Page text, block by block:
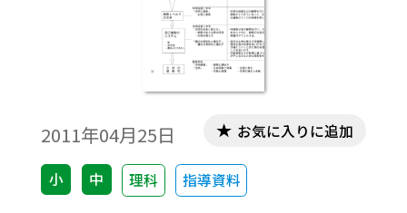
2011年04月25日
小 中 理科 指導資料
お気に入りに追加